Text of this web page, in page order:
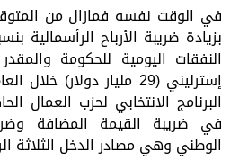
في الوقت نفسه فمازال من
بزيادة ضريبة الأرباح الرأسمالية
إسترليني (29 مليار دولار)
البرنامج الانتخابي لحزب العمال
في ضريبة القيمة المضافة
الوطني وهي مصادر الدخل الثلاثة